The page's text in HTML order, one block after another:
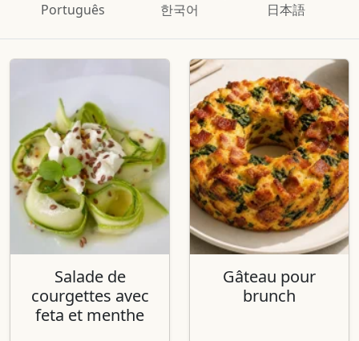
Português
한국어 日本語
Salade de
courgettes avec
feta et menthe
Gâteau pour
brunch